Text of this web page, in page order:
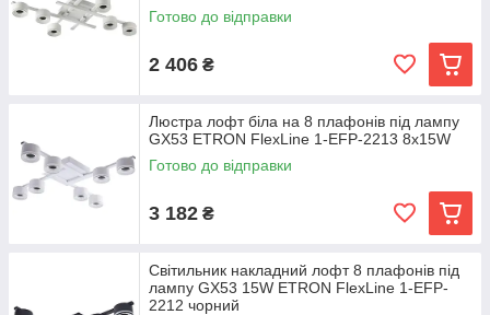
Готово до відправки
2 406 ₴
Люстра лофт біла на 8 плафонів під лампу
GX53 ETRON FlexLine 1-EFP-2213 8x15W
Готово до відправки
3 182 ₴
Світильник накладний лофт 8 плафонів під
лампу GX53 15W ETRON FlexLine 1-EFP-
2212 чорний